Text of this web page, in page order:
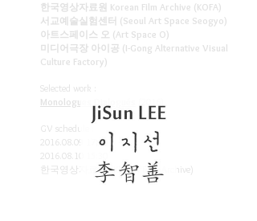
한국영상자료원 Korean Film Archive (KOFA)
서교예술실험센터 (Seoul Art Space Seogyo)
아트스페이스 오 (Art Space O)
미디어극장 아이공 (I-Gong Alternative Visual
Culture Factory)
Selected work :
Monologues Dialogués
GV schedule :
2016.08.09 17
:00
2016.08.10 15
한국영상자료원 (Korean Film Archive)